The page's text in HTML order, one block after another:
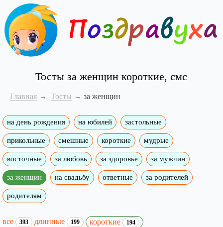
Тосты за женщин короткие, смс
Главная Тосты за женщин
на день рождения на юбилей застольные
прикольные смешные короткие мудрые
восточные за любовь за здоровье за мужчин
за женщин на свадьбу ответные за родителей
родителям
все 393 длинные 199 короткие 194